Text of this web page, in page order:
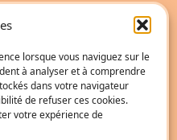
lorsque vous naviguez sur le
à analyser et à comprendre
dans votre navigateur
de refuser ces cookies.
votre expérience de